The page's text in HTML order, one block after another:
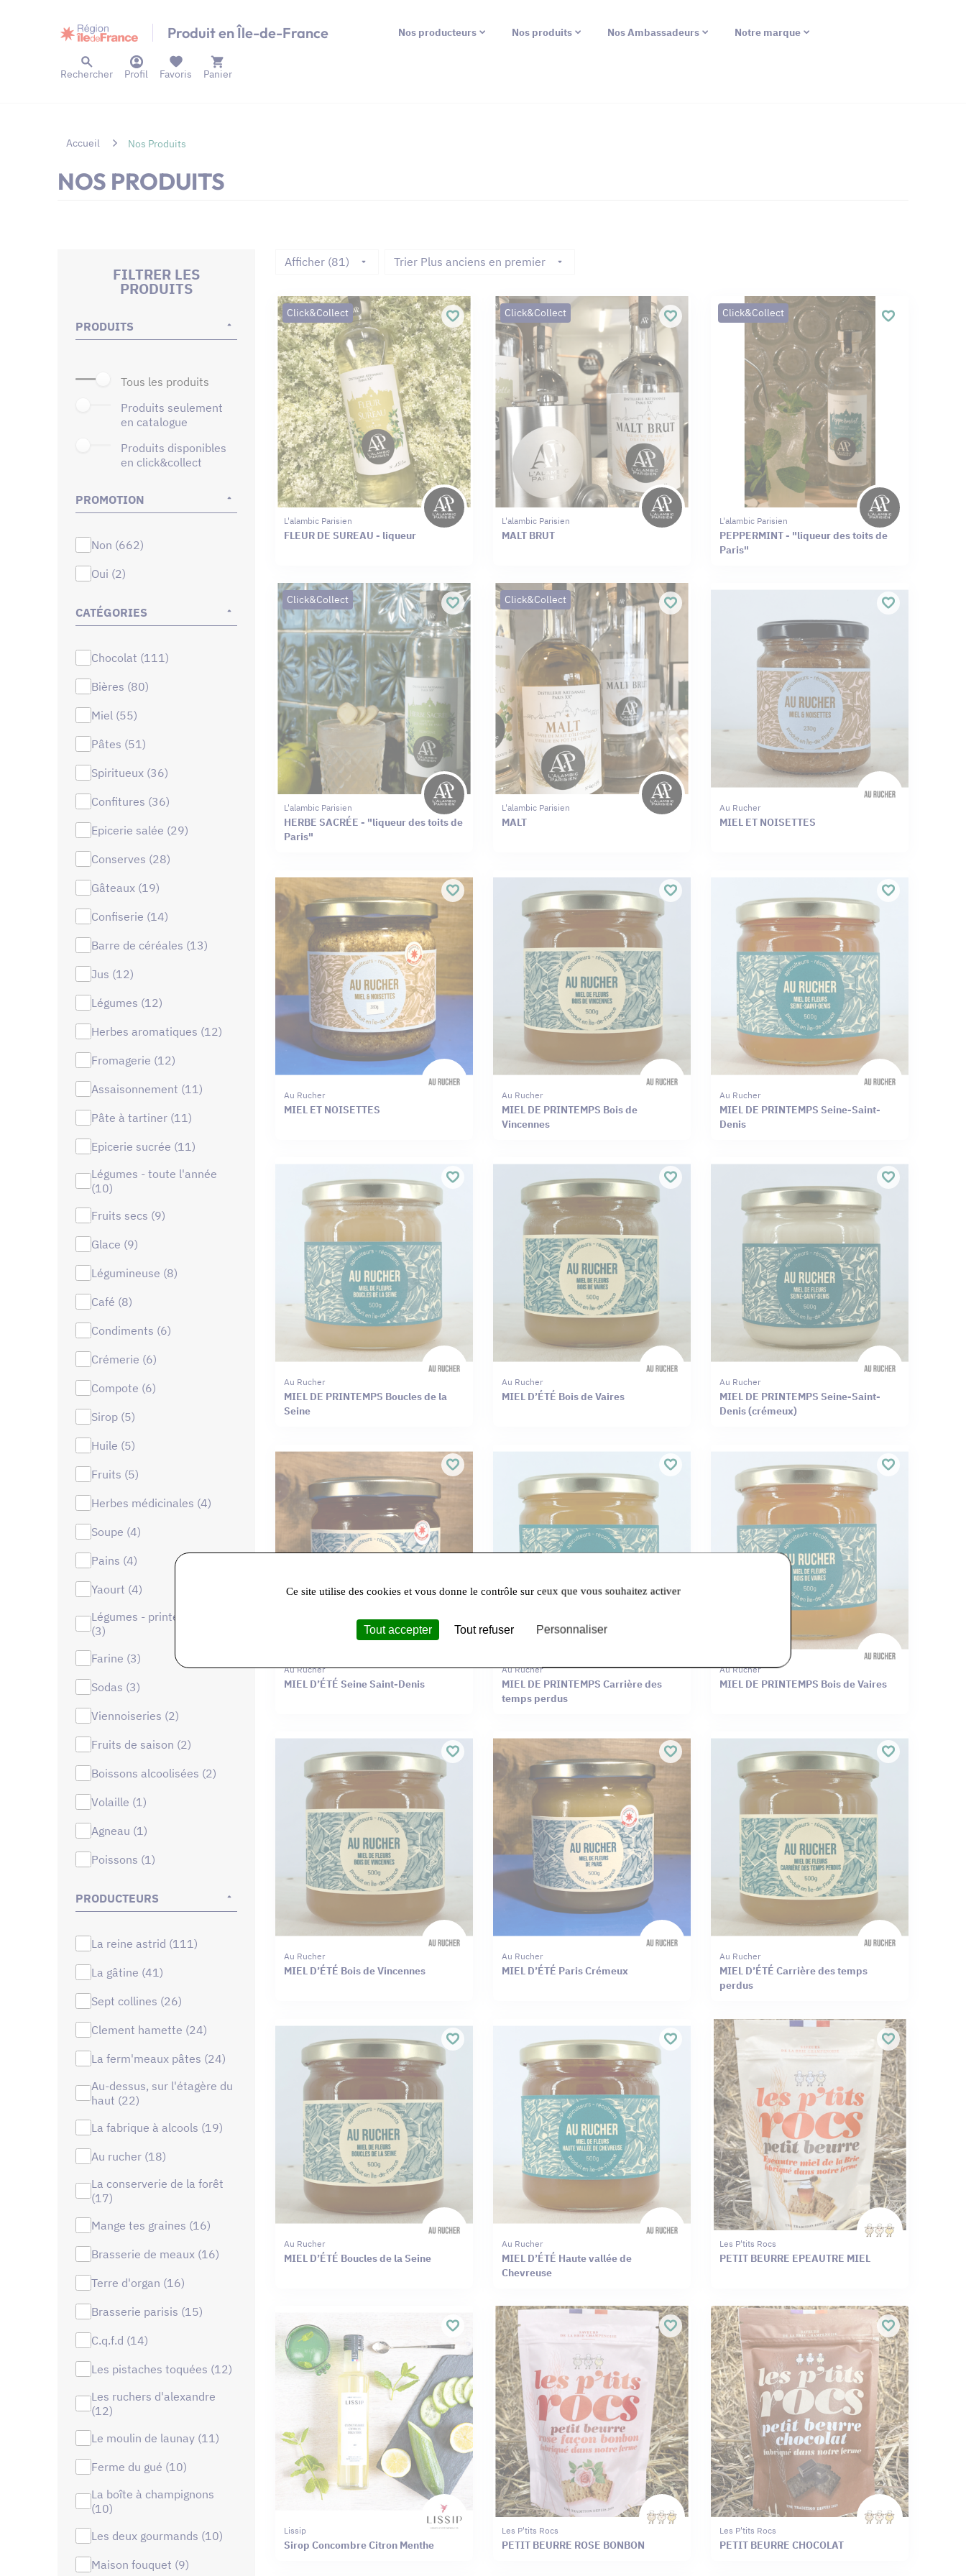
Produit en Île-de-France Nos producteurs Nos produits Nos Ambassadeurs Notre marque
Rechercher Profil Panier
Favoris
Accueil Nos Produits
NOS PRODUITS
FILTRER LES
PRODUITS
PRODUITS
tous les produits
produits seulement
en catalogue
produits disponibles
en click&collect
PROMOTION
non (662)
oui (2)
CATÉGORIES
chocolat (111)
bières (80)
miel (55)
pâtes (51)
spiritueux (36)
confitures (36)
epicerie salée (29)
conserves (28)
gâteaux (19)
confiserie (14)
barre de céréales (13)
jus (12)
légumes (12)
herbes aromatiques (12)
fromagerie (12)
assaisonnement (11)
pâte à tartiner (11)
epicerie sucrée (11)
légumes - toute l'année
(10)
fruits secs (9)
glace (9)
légumineuse (8)
café (8)
condiments (6)
crémerie (6)
compote (6)
sirop (5)
huile (5)
fruits (5)
herbes médicinales (4)
soupe (4)
pains (4)
yaourt (4)
légumes - printemps/été
(3)
farine (3)
sodas (3)
viennoiseries (2)
fruits de saison (2)
boissons alcoolisées (2)
volaille (1)
agneau (1)
poissons (1)
PRODUCTEURS
la reine astrid (111)
la gâtine (41)
sept collines (26)
clement hamette (24)
la ferm'meaux pâtes (24)
au-dessus, sur l'étagère du
haut (22)
la fabrique à alcools (19)
au rucher (18)
la conserverie de la forêt
(17)
mange tes graines (16)
brasserie de meaux (16)
terre d'organ (16)
brasserie parisis (15)
c.q.f.d (14)
les pistaches toquées (12)
les ruchers d'alexandre
(12)
le moulin de launay (11)
ferme du gué (10)
la boîte à champignons
(10)
les deux gourmands (10)
maison fouquet (9)
Afficher (81) Trier Plus anciens en premier
Click&Collect
L'alambic Parisien
FLEUR DE SUREAU - liqueur
Click&Collect
L'alambic Parisien
MALT BRUT
Click&Collect
L'alambic Parisien
PEPPERMINT - "liqueur des toits de
Paris"
Click&Collect
L'alambic Parisien
HERBE SACRÉE - "liqueur des toits de
Paris"
Click&Collect
L'alambic Parisien
MALT
Au Rucher
MIEL ET NOISETTES
Au Rucher
MIEL ET NOISETTES
Au Rucher
MIEL DE PRINTEMPS Bois de
Vincennes
Au Rucher
MIEL DE PRINTEMPS Seine-Saint-
Denis
Au Rucher
MIEL DE PRINTEMPS Boucles de la
Seine
Au Rucher
MIEL D’ÉTÉ Bois de Vaires
Au Rucher
MIEL DE PRINTEMPS Seine-Saint-
Denis (crémeux)
Au Rucher
MIEL D’ÉTÉ Seine Saint-Denis
Au Rucher
MIEL DE PRINTEMPS Carrière des
temps perdus
Au Rucher
MIEL DE PRINTEMPS Bois de Vaires
Au Rucher
MIEL D’ÉTÉ Bois de Vincennes
Au Rucher
MIEL D’ÉTÉ Paris Crémeux
Au Rucher
MIEL D’ÉTÉ Carrière des temps
perdus
Au Rucher
MIEL D’ÉTÉ Boucles de la Seine
Au Rucher
MIEL D’ÉTÉ Haute vallée de
Chevreuse
Les P'tits Rocs
PETIT BEURRE EPEAUTRE MIEL
Lissip
Sirop Concombre Citron Menthe
Les P'tits Rocs
PETIT BEURRE ROSE BONBON
Les P'tits Rocs
PETIT BEURRE CHOCOLAT
Ce site utilise des cookies et vous donne le contrôle sur ceux que vous souhaitez activer
Tout accepter Tout refuser Personnaliser